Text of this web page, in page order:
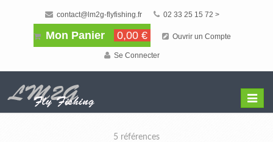
contact@lm2g-flyfishing.fr 02 33 25 15 72 >
Mon Panier 0,00 € Ouvrir un Compte
Se Connecter
Menu
5 références